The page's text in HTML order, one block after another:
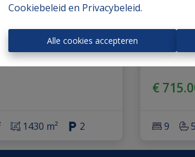
Cookiebeleid en Privacybeleid.
Alle cookies accepteren
Ath|Ref: 1133
1430 m² 2
7800 Ath
€
9 5